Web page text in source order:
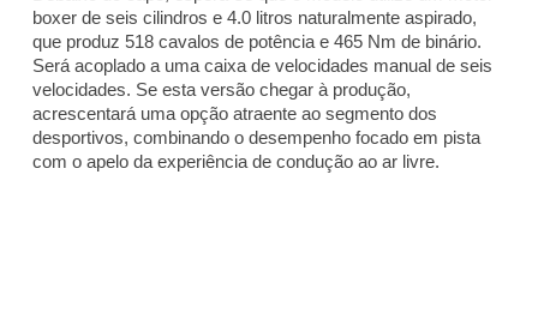
boxer de seis cilindros e 4.0 litros naturalmente aspirado,
que produz 518 cavalos de potência e 465 Nm de binário.
Será acoplado a uma caixa de velocidades manual de seis
velocidades. Se esta versão chegar à produção,
acrescentará uma opção atraente ao segmento dos
desportivos, combinando o desempenho focado em pista
com o apelo da experiência de condução ao ar livre.